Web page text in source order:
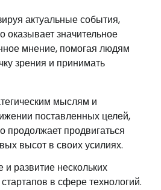
актуальные события,
оказывает значительное
мнение, помогая людям
зрения и принимать
мыслям и
поставленных целей,
продолжает продвигаться
высот в своих усилиях.
развитие нескольких
в сфере технологий.